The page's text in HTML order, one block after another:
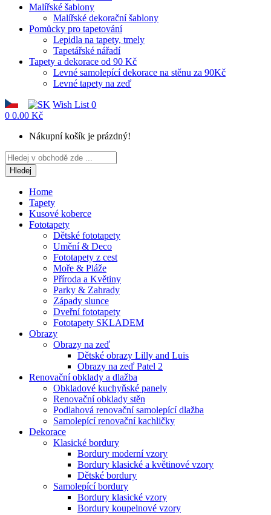
Malířské šablony
Malířské dekorační šablony
Pomůcky pro tapetování
Lepidla na tapety, tmely
Tapetářské nářadí
Tapety a dekorace od 90 Kč
Levné samolepící dekorace na stěnu za 90Kč
Levné tapety na zeď
Wish List 0
0 0.00 Kč
Nákupní košík je prázdný!
Hledej
Home
Tapety
Kusové koberce
Fototapety
Dětské fototapety
Umění & Deco
Fototapety z cest
Moře & Pláže
Příroda a Květiny
Parky & Zahrady
Západy slunce
Dveřní fototapety
Fototapety SKLADEM
Obrazy
Obrazy na zeď
Dětské obrazy Lilly and Luis
Obrazy na zeď Patel 2
Renovační obklady a dlažba
Obkladové kuchyňské panely
Renovační obklady stěn
Podlahová renovační samolepící dlažba
Samolepící renovační kachličky
Dekorace
Klasické bordury
Bordury moderní vzory
Bordury klasické a květinové vzory
Dětské bordury
Samolepící bordury
Bordury klasické vzory
Bordury koupelnové vzory